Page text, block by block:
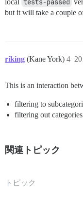
tests-passed
but it will take a couple
riking (Kane York) 4
This is an interaction
filtering to
filtering out
関連トピック
トピック